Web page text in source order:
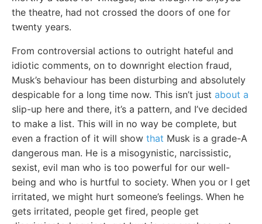
the theatre, had not crossed the doors of one for
twenty years.
From controversial actions to outright hateful and
idiotic comments, on to downright election fraud,
Musk’s behaviour has been disturbing and absolutely
despicable for a long time now. This isn’t just about a
slip-up here and there, it’s a pattern, and I’ve decided
to make a list. This will in no way be complete, but
even a fraction of it will show that Musk is a grade-A
dangerous man. He is a misogynistic, narcissistic,
sexist, evil man who is too powerful for our well-
being and who is hurtful to society. When you or I get
irritated, we might hurt someone’s feelings. When he
gets irritated, people get fired, people get